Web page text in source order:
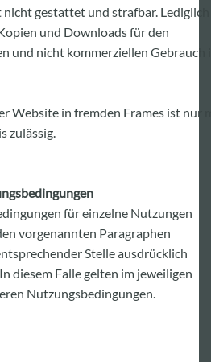
gestattet und strafbar. Lediglich
und Downloads für den
und nicht kommerziellen Gebrauch
Website in fremden Frames ist nur
zulässig.
für einzelne Nutzungen
vorgenannten Paragraphen
Stelle ausdrücklich
diesem Falle gelten im jeweiligen
Nutzungsbedingungen.